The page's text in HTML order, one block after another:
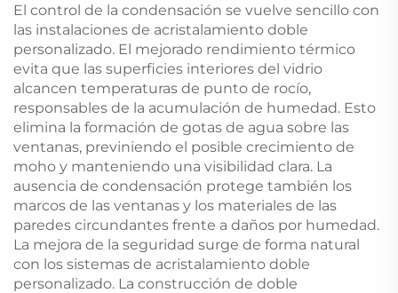
El control de la condensación se vuelve sencillo con
las instalaciones de acristalamiento doble
personalizado. El mejorado rendimiento térmico
evita que las superficies interiores del vidrio
alcancen temperaturas de punto de rocío,
responsables de la acumulación de humedad. Esto
elimina la formación de gotas de agua sobre las
ventanas, previniendo el posible crecimiento de
moho y manteniendo una visibilidad clara. La
ausencia de condensación protege también los
marcos de las ventanas y los materiales de las
paredes circundantes frente a daños por humedad.
La mejora de la seguridad surge de forma natural
con los sistemas de acristalamiento doble
personalizado. La construcción de doble